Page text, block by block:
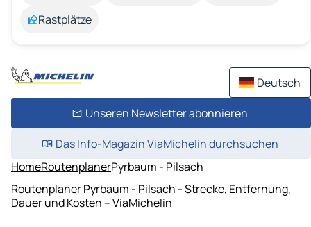
Rastplätze
Deutsch
Unseren Newsletter abonnieren
Das Info-Magazin ViaMichelin durchsuchen
HomeRoutenplanerPyrbaum - Pilsach
Routenplaner Pyrbaum - Pilsach - Strecke, Entfernung,
Dauer und Kosten – ViaMichelin